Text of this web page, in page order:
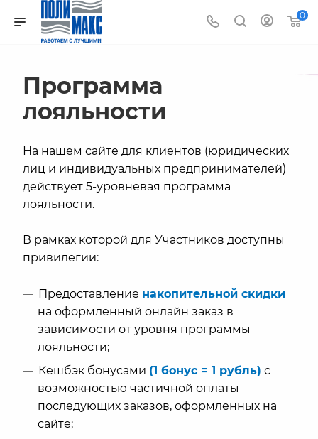
0
Программа
лояльности
На нашем сайте для клиентов (юридических
лиц и индивидуальных предпринимателей)
действует 5-уровневая программа
лояльности.
В рамках которой для Участников доступны
привилегии:
Предоставление накопительной скидки
на оформленный онлайн заказ в
зависимости от уровня программы
лояльности;
Кешбэк бонусами (1 бонус = 1 рубль) с
возможностью частичной оплаты
последующих заказов, оформленных на
сайте;